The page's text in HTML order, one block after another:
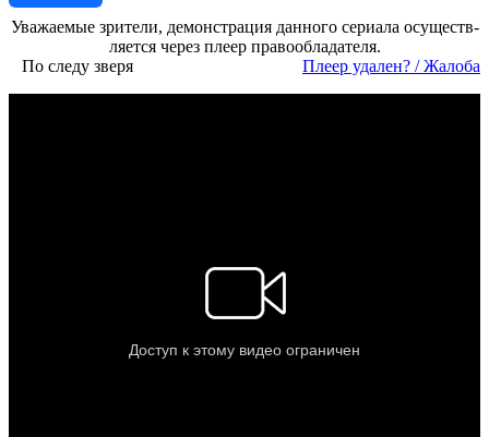
Ува­жае­мые зри­те­ли, де­мон­ст­ра­ция дан­но­го се­риа­ла осу­ще­ст­в­
ля­ет­ся че­рез пле­ер пра­во­об­ла­да­те­ля.
По следу зверя
Пле­ер уда­лен? / Жа­ло­ба